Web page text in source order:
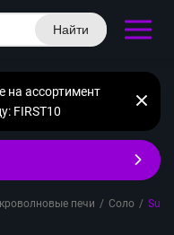
Найти
на ассортимент
FIRST10
печи / Соло /